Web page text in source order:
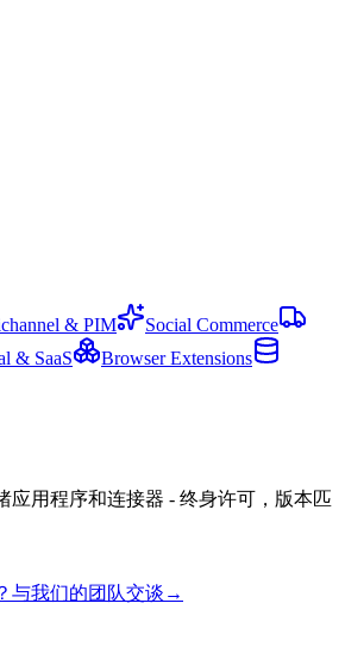
& PIM
Social Commerce
& SaaS
Browser Extensions
应用程序和连接器 - 终身许可，版本匹
与我们的团队交谈 →